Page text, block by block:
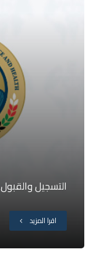
التسجيل والقبول
اقرا المزيد